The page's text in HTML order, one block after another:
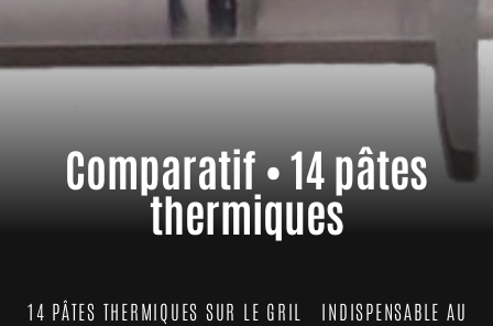
Comparatif • 14 pâtes
thermiques
14 PÂTES THERMIQUES SUR LE GRIL INDISPENSABLE AU